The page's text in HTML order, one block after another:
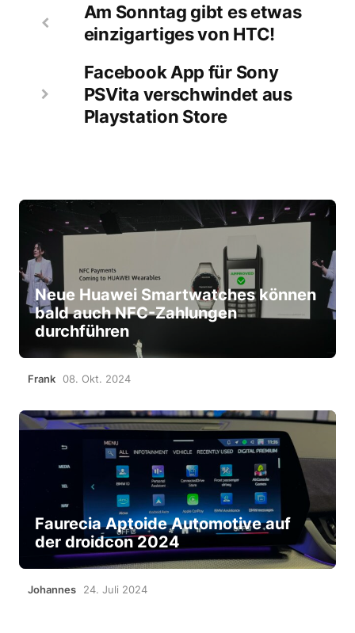
Am Sonntag gibt es etwas
einzigartiges von HTC!
Facebook App für Sony
PSVita verschwindet aus
Playstation Store
Neue Huawei Smartwatches können
bald auch NFC-Zahlungen
durchführen
Frank 08. Okt. 2024
Faurecia Aptoide Automotive auf
der droidcon 2024
Johannes 24. Juli 2024